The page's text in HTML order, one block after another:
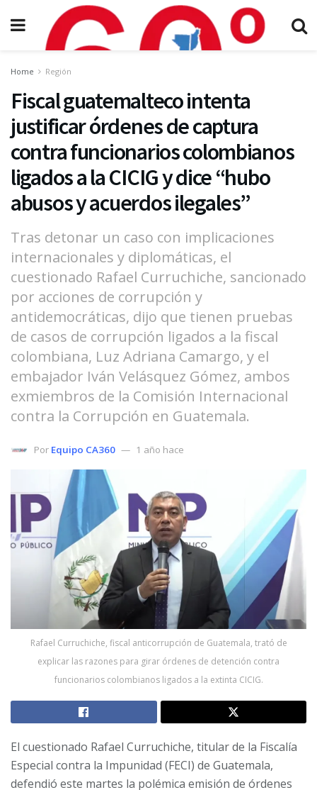
Home Región
Fiscal guatemalteco intenta
justificar órdenes de captura
contra funcionarios colombianos
ligados a la CICIG y dice “hubo
abusos y acuerdos ilegales”
Tras detonar un caso con implicaciones
internacionales y diplomáticas, el
cuestionado Rafael Curruchiche, sancionado
por acciones de corrupción y
antidemocráticas, dijo que tienen pruebas
de casos de corrupción ligados a la fiscal
colombiana, Luz Adriana Camargo, y el
embajador Iván Velásquez Gómez, ambos
exmiembros de la Comisión Internacional
contra la Corrupción en Guatemala.
Por Equipo CA360 1 año hace
Rafael Curruchiche, fiscal anticorrupción de Guatemala, trató de
explicar las razones para girar órdenes de detención contra
funcionarios colombianos ligados a la extinta CICIG.
El cuestionado Rafael Curruchiche, titular de la Fiscalía
Especial contra la Impunidad (FECI) de Guatemala,
defendió este martes la polémica emisión de órdenes